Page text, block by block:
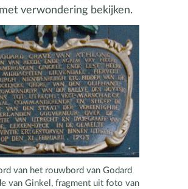
verwondering bekijken.
van het rouwbord van Godard
van Ginkel, fragment uit foto van